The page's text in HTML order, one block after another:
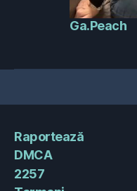
Ga.Peach
Raportează
DMCA
2257